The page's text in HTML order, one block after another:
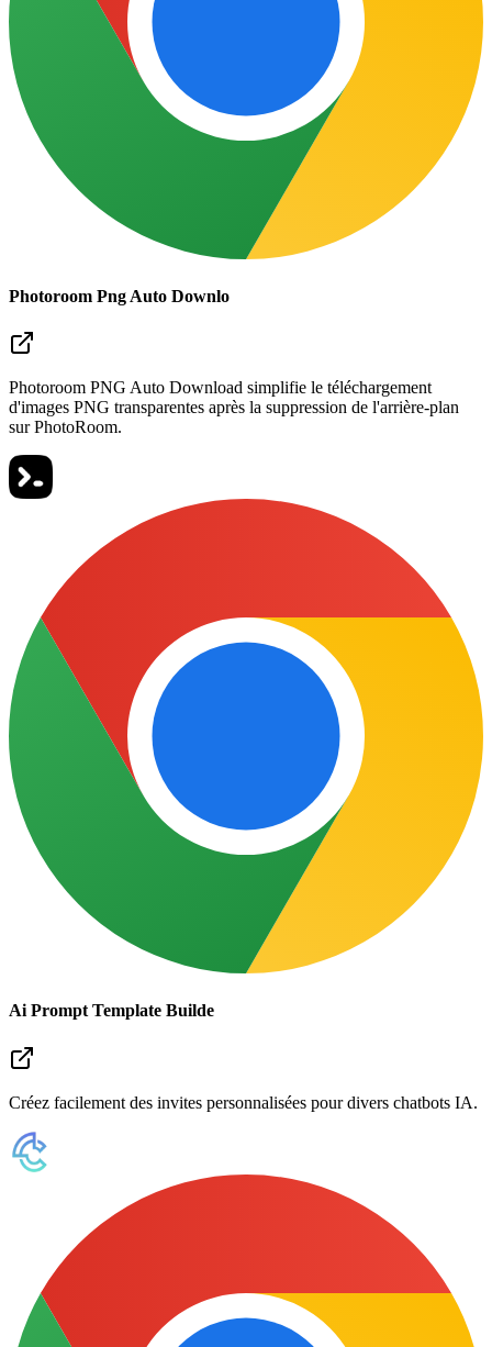
Photoroom Png Auto Downlo
Photoroom PNG Auto Download simplifie le téléchargement
d'images PNG transparentes après la suppression de l'arrière-plan
sur PhotoRoom.
Ai Prompt Template Builde
Créez facilement des invites personnalisées pour divers chatbots IA.